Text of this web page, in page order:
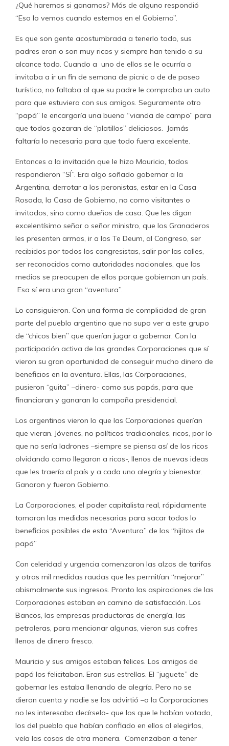
¿Qué haremos si ganamos? Más de alguno respondió
“Eso lo vemos cuando estemos en el Gobierno”.
Es que son gente acostumbrada a tenerlo todo, sus
padres eran o son muy ricos y siempre han tenido a su
alcance todo. Cuando a uno de ellos se le ocurría o
invitaba a ir un fin de semana de picnic o de de paseo
turístico, no faltaba al que su padre le compraba un auto
para que estuviera con sus amigos. Seguramente otro
“papá” le encargaría una buena “vianda de campo” para
que todos gozaran de “platillos” deliciosos. Jamás
faltaría lo necesario para que todo fuera excelente.
Entonces a la invitación que le hizo Mauricio, todos
respondieron “SÍ”. Era algo soñado gobernar a la
Argentina, derrotar a los peronistas, estar en la Casa
Rosada, la Casa de Gobierno, no como visitantes o
invitados, sino como dueños de casa. Que les digan
excelentísimo señor o señor ministro, que los Granaderos
les presenten armas, ir a los Te Deum, al Congreso, ser
recibidos por todos los congresistas, salir por las calles,
ser reconocidos como autoridades nacionales, que los
medios se preocupen de ellos porque gobiernan un país.
Esa sí era una gran “aventura”.
Lo consiguieron. Con una forma de complicidad de gran
parte del pueblo argentino que no supo ver a este grupo
de “chicos bien” que querían jugar a gobernar. Con la
participación activa de las grandes Corporaciones que sí
vieron su gran oportunidad de conseguir mucho dinero de
beneficios en la aventura. Ellas, las Corporaciones,
pusieron “guita” –dinero- como sus papás, para que
financiaran y ganaran la campaña presidencial.
Los argentinos vieron lo que las Corporaciones querían
que vieran. Jóvenes, no políticos tradicionales, ricos, por lo
que no sería ladrones –siempre se piensa así de los ricos
olvidando como llegaron a ricos-, llenos de nuevas ideas
que les traería al país y a cada uno alegría y bienestar.
Ganaron y fueron Gobierno.
La Corporaciones, el poder capitalista real, rápidamente
tomaron las medidas necesarias para sacar todos lo
beneficios posibles de esta “Aventura” de los “hijitos de
papá”
Con celeridad y urgencia comenzaron las alzas de tarifas
y otras mil medidas raudas que les permitían “mejorar”
abismalmente sus ingresos. Pronto las aspiraciones de las
Corporaciones estaban en camino de satisfacción. Los
Bancos, las empresas productoras de energía, las
petroleras, para mencionar algunas, vieron sus cofres
llenos de dinero fresco.
Mauricio y sus amigos estaban felices. Los amigos de
papá los felicitaban. Eran sus estrellas. El “juguete” de
gobernar les estaba llenando de alegría. Pero no se
dieron cuenta y nadie se los advirtió –a la Corporaciones
no les interesaba decírselo- que los que le habían votado,
los del pueblo que habían confiado en ellos al elegirlos,
veía las cosas de otra manera. Comenzaban a tener